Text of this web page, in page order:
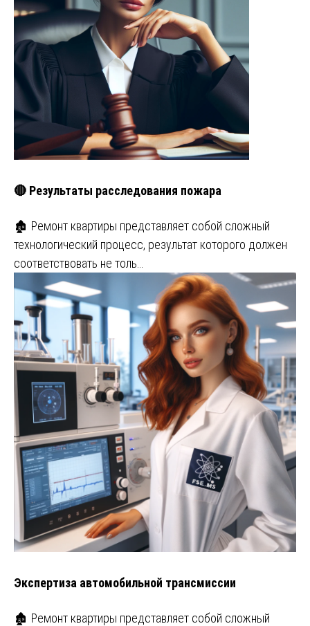
🔴 Результаты расследования пожара
🏚️ Ремонт квартиры представляет собой сложный
технологический процесс, результат которого должен
соответствовать не толь…
Экспертиза автомобильной трансмиссии
🏚️ Ремонт квартиры представляет собой сложный